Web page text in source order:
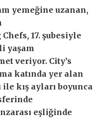
yemeğine uzanan,
17. şubesiyle
yaşam
veriyor. City’s
katında yer alan
kış ayları boyunca
eşliğinde